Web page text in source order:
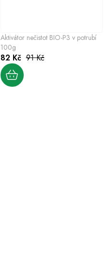
Aktivátor nečistot BIO-P3 v potrubí
100g
82 Kč 91 Kč